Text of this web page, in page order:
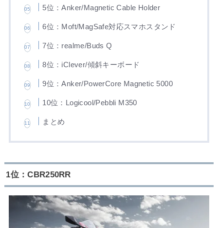
5位：Anker/Magnetic Cable Holder
6位：Moft/MagSafe対応スマホスタンド
7位：realme/Buds Q
8位：iClever/傾斜キーボード
9位：Anker/PowerCore Magnetic 5000
10位：Logicool/Pebbli M350
まとめ
1位：CBR250RR